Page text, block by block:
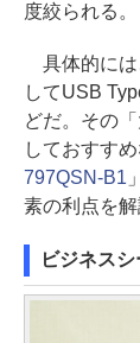
度絞られる。
具体的には
してUSB
どだ。その
しておすす
797QSN-B1
素の利点を解
ビジネス